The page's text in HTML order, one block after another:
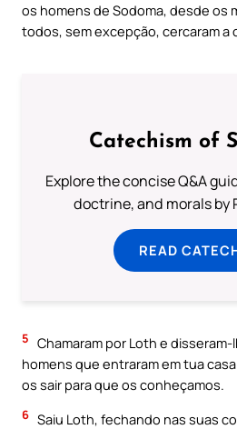
os homens de Sodoma, desde os
todos, sem excepção, cercaram a
Catechism of
Explore the concise Q&A
doctrine, and morals by
READ
5 Chamaram por Loth e
homens que entraram em tua
os sair para que os conheçamos.
6 Saiu Loth, fechando nas suas